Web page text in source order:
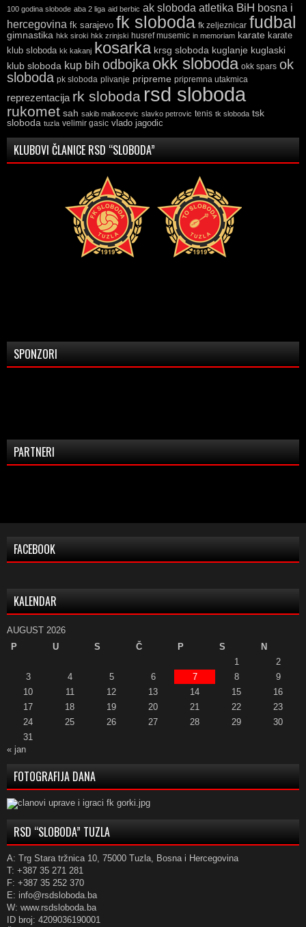
100 godina slobode aba 2 liga aid berbic ak sloboda atletika BiH bosna i
hercegovina fk sarajevo fk sloboda fk zeljeznicar fudbal
gimnastika hkk siroki hkk zrinjski husref musemic in memoriam karate karate
klub sloboda kk kakanj kosarka krsg sloboda kuglanje kuglaski
klub sloboda kup bih odbojka okk sloboda okk spars ok
sloboda pk sloboda plivanje pripreme pripremna utakmica
reprezentacija rk sloboda rsd sloboda
rukomet sah sakib malkocevic slavko petrovic tenis tk sloboda tsk
sloboda tuzla velimir gasic vlado jagodic
KLUBOVI ČLANICE RSD “SLOBODA”
SPONZORI
PARTNERI
FACEBOOK
KALENDAR
AUGUST 2026
P
U S Č P S
N
1
2
3
4 5 6 7 8
9
10
11 12 13 14 15
16
17
18 19 20 21 22
23
24
25 26 27 28 29
30
31
« jan
FOTOGRAFIJA DANA
RSD “SLOBODA” TUZLA
A: Trg Stara tržnica 10, 75000 Tuzla, Bosna i Hercegovina
T: +387 35 271 281
F: +387 35 252 370
E: info@rsdsloboda.ba
W: www.rsdsloboda.ba
ID broj: 4209036190001